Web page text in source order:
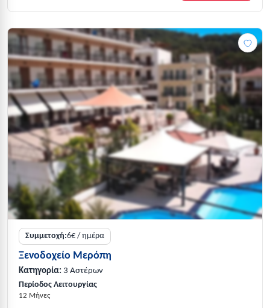
Συμμετοχή:6€ / ημέρα
Ξενοδοχείο Μερόπη
Κατηγορία: 3 Αστέρων
Περίοδος Λειτουργίας
12 Μήνες